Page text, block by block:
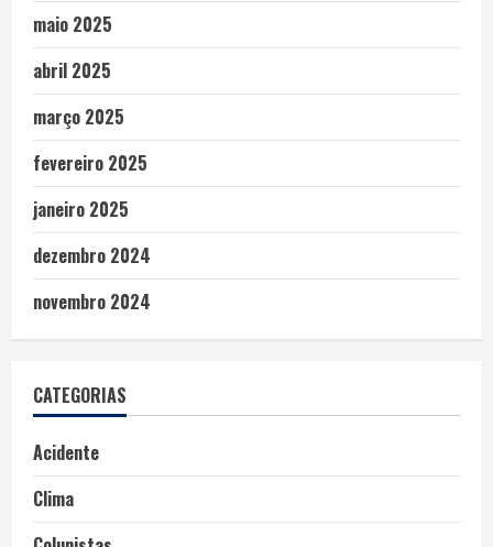
maio 2025
abril 2025
março 2025
fevereiro 2025
janeiro 2025
dezembro 2024
novembro 2024
CATEGORIAS
Acidente
Clima